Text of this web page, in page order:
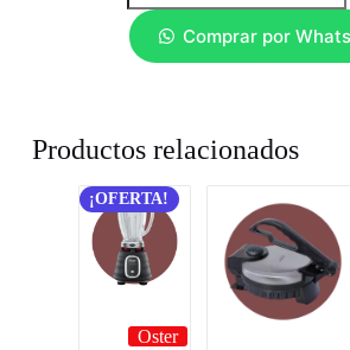
Comprar por
Productos relacionados
¡OFERTA!
Oster